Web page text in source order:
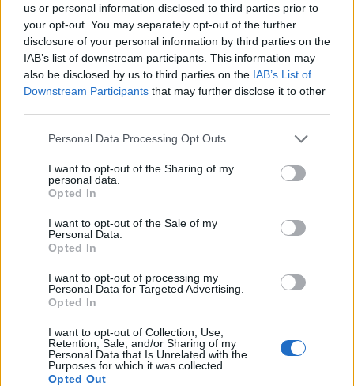
us or personal information disclosed to third parties prior to
your opt-out. You may separately opt-out of the further
disclosure of your personal information by third parties on the
IAB’s list of downstream participants. This information may
also be disclosed by us to third parties on the IAB’s List of
Downstream Participants that may further disclose it to other
Personal Data Processing Opt Outs
I want to opt-out of the Sharing of my
personal data.
Opted In
I want to opt-out of the Sale of my
Personal Data.
Opted In
I want to opt-out of processing my
Personal Data for Targeted Advertising.
Opted In
I want to opt-out of Collection, Use,
Retention, Sale, and/or Sharing of my
Personal Data that Is Unrelated with the
Purposes for which it was collected.
Opted Out
Πηγή: ΑΠΕ-ΜΠΕ
στο Google News
Newsroom
Ετικέτες :διακίνηση οργάνων,Ινδία,Μεταμοσχέυσεις Μιανμάρ,
σκάνδαλο.